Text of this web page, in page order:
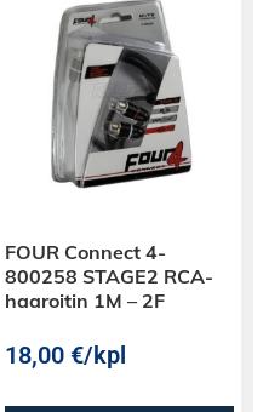
FOUR Connect 4-
800258 STAGE2 RCA-
haaroitin 1M – 2F
18,00€/kpl